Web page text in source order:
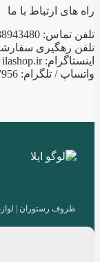
راه های ارتباط با ما
تلفن تماس: 02188943480 – 02155470813 – 02155470280
تلفن رهگیری سفارشات:
اینستاگرام: ilashop.ir
واتساپ / تلگرام: 09199797956
ظروف رستوران |